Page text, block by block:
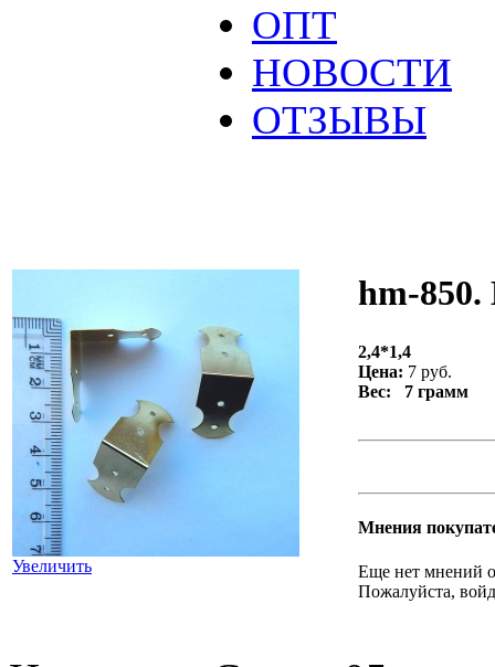
ОПТ
НОВОСТИ
ОТЗЫВЫ
Увеличить
hm-850.
2,4*1,4
Цена: 7 руб.
Вес: 7 грамм
Мнения
Еще нет мнений
Пожалуйста,